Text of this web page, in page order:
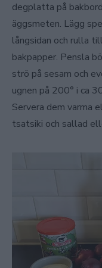
degplatta på
äggsmeten. Lägg
långsidan och rulla
bakpapper. Pensla
strö på sesam och
ugnen på 200° i ca
Servera dem varma
tsatsiki och sallad